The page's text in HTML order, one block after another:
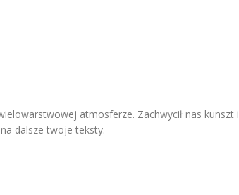
atmosferze. Zachwycił nas kunszt i
dalsze twoje teksty.